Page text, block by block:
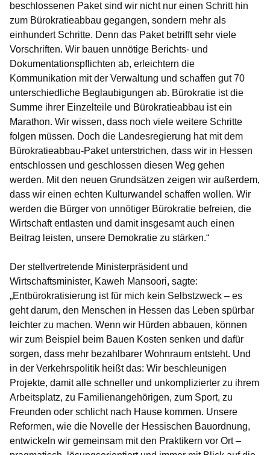
beschlossenen Paket sind wir nicht nur einen Schritt hin
zum Bürokratieabbau gegangen, sondern mehr als
einhundert Schritte. Denn das Paket betrifft sehr viele
Vorschriften. Wir bauen unnötige Berichts- und
Dokumentationspflichten ab, erleichtern die
Kommunikation mit der Verwaltung und schaffen gut 70
unterschiedliche Beglaubigungen ab. Bürokratie ist die
Summe ihrer Einzelteile und Bürokratieabbau ist ein
Marathon. Wir wissen, dass noch viele weitere Schritte
folgen müssen. Doch die Landesregierung hat mit dem
Bürokratieabbau-Paket unterstrichen, dass wir in Hessen
entschlossen und geschlossen diesen Weg gehen
werden. Mit den neuen Grundsätzen zeigen wir außerdem,
dass wir einen echten Kulturwandel schaffen wollen. Wir
werden die Bürger von unnötiger Bürokratie befreien, die
Wirtschaft entlasten und damit insgesamt auch einen
Beitrag leisten, unsere Demokratie zu stärken.“
Der stellvertretende Ministerpräsident und
Wirtschaftsminister, Kaweh Mansoori, sagte:
„Entbürokratisierung ist für mich kein Selbstzweck – es
geht darum, den Menschen in Hessen das Leben spürbar
leichter zu machen. Wenn wir Hürden abbauen, können
wir zum Beispiel beim Bauen Kosten senken und dafür
sorgen, dass mehr bezahlbarer Wohnraum entsteht. Und
in der Verkehrspolitik heißt das: Wir beschleunigen
Projekte, damit alle schneller und unkomplizierter zu ihrem
Arbeitsplatz, zu Familienangehörigen, zum Sport, zu
Freunden oder schlicht nach Hause kommen. Unsere
Reformen, wie die Novelle der Hessischen Bauordnung,
entwickeln wir gemeinsam mit den Praktikern vor Ort –